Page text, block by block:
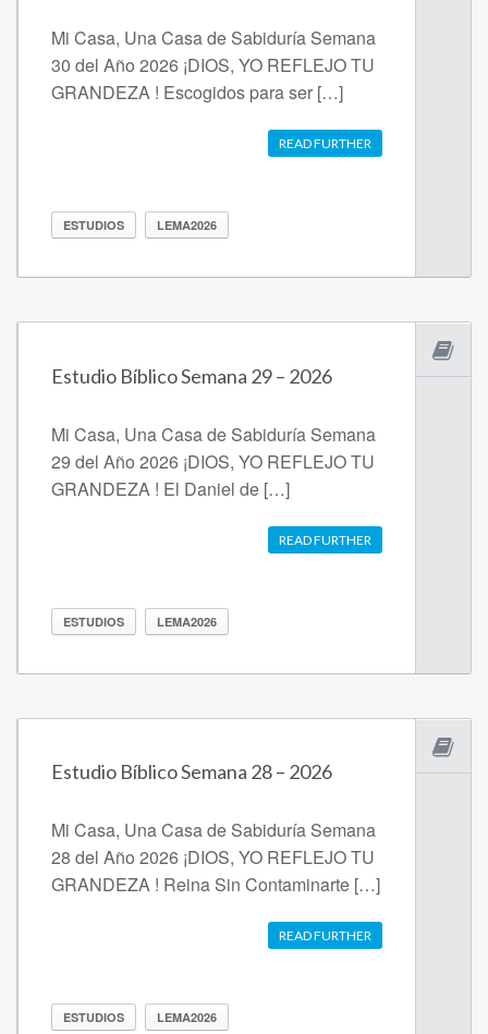
Mi Casa, Una Casa de Sabiduría Semana
30 del Año 2026 ¡DIOS, YO REFLEJO TU
GRANDEZA ! Escogidos para ser […]
READ FURTHER
ESTUDIOS LEMA2026
Estudio Bíblico Semana 29 – 2026
Mi Casa, Una Casa de Sabiduría Semana
29 del Año 2026 ¡DIOS, YO REFLEJO TU
GRANDEZA ! El Daniel de […]
READ FURTHER
ESTUDIOS LEMA2026
Estudio Bíblico Semana 28 – 2026
Mi Casa, Una Casa de Sabiduría Semana
28 del Año 2026 ¡DIOS, YO REFLEJO TU
GRANDEZA ! Reina Sin Contaminarte […]
READ FURTHER
ESTUDIOS LEMA2026